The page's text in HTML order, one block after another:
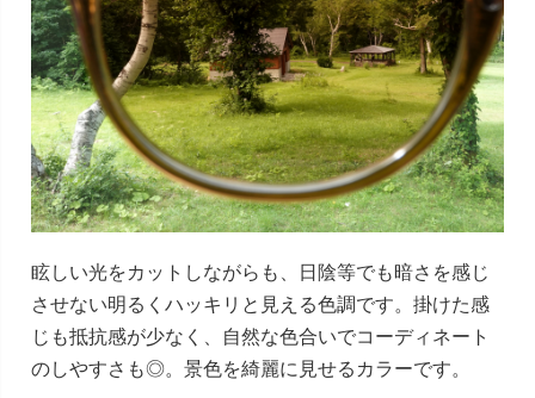
眩しい光をカットしながらも、日陰等でも暗さを感じ
させない明るくハッキリと見える色調です。掛けた感
じも抵抗感が少なく、自然な色合いでコーディネート
のしやすさも◎。景色を綺麗に見せるカラーです。